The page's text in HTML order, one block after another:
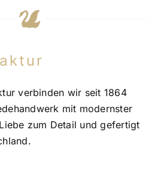
verbinden wir seit 1864
mit modernster
zum Detail und gefertigt